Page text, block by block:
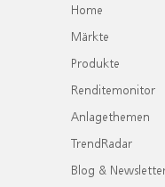
Home
Märkte
Produkte
Renditemonitor
Anlagethemen
TrendRadar
Blog &